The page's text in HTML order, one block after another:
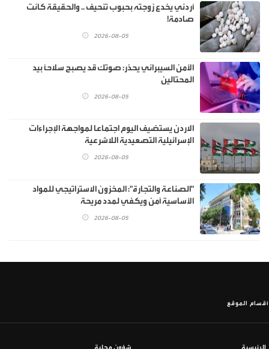
أردني يخدع زوجته بحبوب تنحيف .. والحقيقة كانت
صادمة!
2026-08-05
الأمن السيبراني يحذر: صوتك قد يصبح سلاحًا بيد
المحتالين
2026-08-05
الاردن يستضيف اليوم اجتماعا لمواجهة الإجراءات
الإسرائيلية التصعيدية اللاشرعية
2026-08-05
"الصناعة والتجارة": المخزون الاستراتيجي للمواد
الأساسية آمن ويكفي لمدد مريحة
2026-08-05
أقسام الموقع